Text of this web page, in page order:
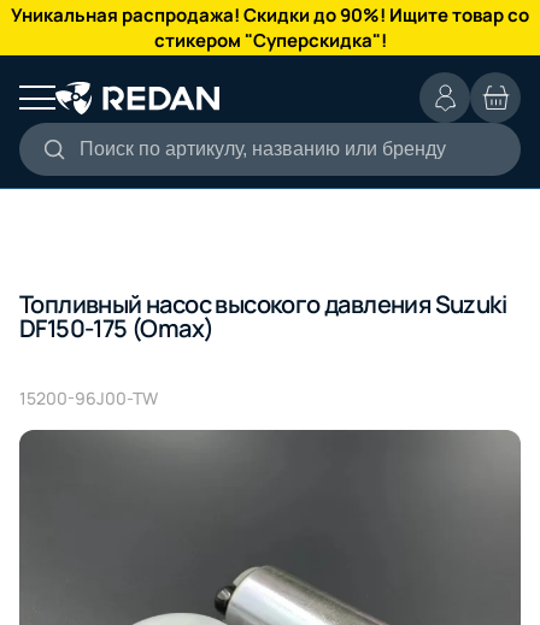
Уникальная распродажа! Скидки до 90%! Ищите товар со
стикером "Суперскидка"!
Поиск по артикулу, названию или бренду
КАТАЛОГ
Топливный насос высокого давления Suzuki
DF150-175 (Omax)
15200-96J00-TW